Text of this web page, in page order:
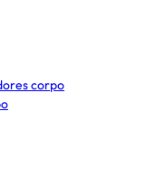
corpo